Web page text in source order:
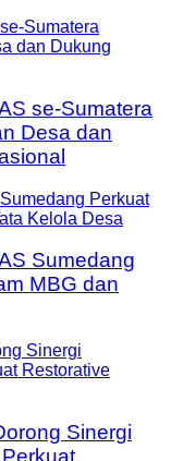
se-Sumatera
Desa dan
Sumedang
MBG dan
Sinergi